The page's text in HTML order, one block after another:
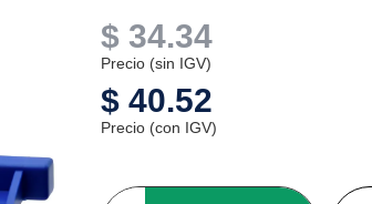
$ 34.34
Precio (sin IGV)
$ 40.52
Precio (con IGV)